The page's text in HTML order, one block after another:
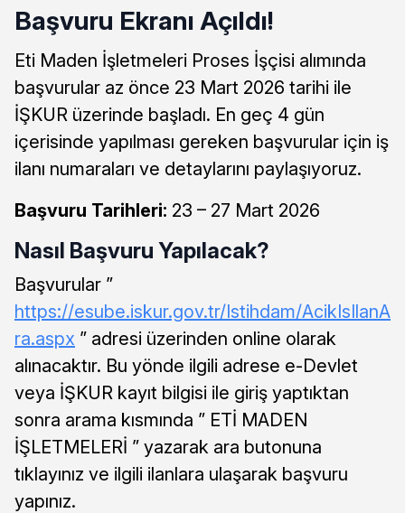
Başvuru Ekranı Açıldı!
Eti Maden İşletmeleri Proses İşçisi alımında
başvurular az önce 23 Mart 2026 tarihi ile
İŞKUR üzerinde başladı. En geç 4 gün
içerisinde yapılması gereken başvurular için iş
ilanı numaraları ve detaylarını paylaşıyoruz.
Başvuru Tarihleri: 23 – 27 Mart 2026
Nasıl Başvuru Yapılacak?
Başvurular ”
https://esube.iskur.gov.tr/Istihdam/AcikIsIlanA
ra.aspx ” adresi üzerinden online olarak
alınacaktır. Bu yönde ilgili adrese e-Devlet
veya İŞKUR kayıt bilgisi ile giriş yaptıktan
sonra arama kısmında ” ETİ MADEN
İŞLETMELERİ ” yazarak ara butonuna
tıklayınız ve ilgili ilanlara ulaşarak başvuru
yapınız.